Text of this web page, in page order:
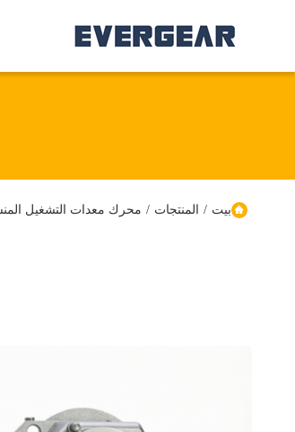
بيت / المنتجات / محرك معدات التشغيل